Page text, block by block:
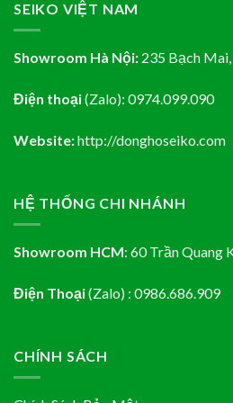
SEIKO VIỆT NAM
Showroom Hà Nội: 235 Bạch
Điện thoại(Zalo): 0974.099.090
Website:http://donghoseiko.com
HỆ THỐNG CHI NHÁNH
Showroom HCM: 60 Trần Quang
Điện Thoại(Zalo) : 0986.686.909
CHÍNH SÁCH